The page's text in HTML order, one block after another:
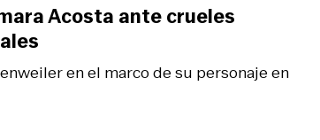
en el marco de su personaje en
Acosta ante crueles